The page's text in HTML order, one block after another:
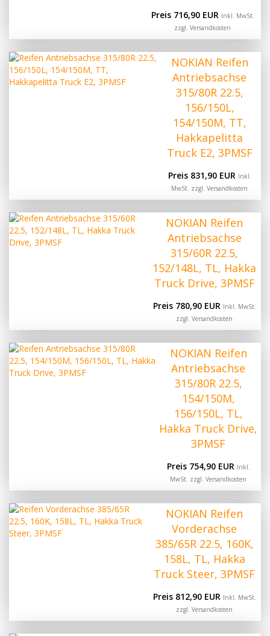
Preis 716,90 EUR Inkl. MwSt.
zzgl.Versandkosten
NOKIAN Reifen
Antriebsachse
315/80R 22.5,
156/150L,
154/150M, TT,
Hakkapelitta
Truck E2, 3PMSF
Preis 831,90 EUR Inkl.
MwSt. zzgl.Versandkosten
NOKIAN Reifen
Antriebsachse
315/60R 22.5,
152/148L, TL, Hakka
Truck Drive, 3PMSF
Preis 780,90 EUR Inkl. MwSt.
zzgl.Versandkosten
NOKIAN Reifen
Antriebsachse
315/80R 22.5,
154/150M,
156/150L, TL,
Hakka Truck Drive,
3PMSF
Preis 754,90 EUR Inkl.
MwSt. zzgl.Versandkosten
NOKIAN Reifen
Vorderachse
385/65R 22.5, 160K,
158L, TL, Hakka
Truck Steer, 3PMSF
Preis 812,90 EUR Inkl. MwSt.
zzgl.Versandkosten